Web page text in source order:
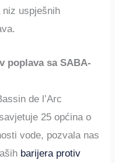
niz uspješnih
poplava sa SABA-
de l’Arc
25 općina o
vode, pozvala nas
barijera protiv